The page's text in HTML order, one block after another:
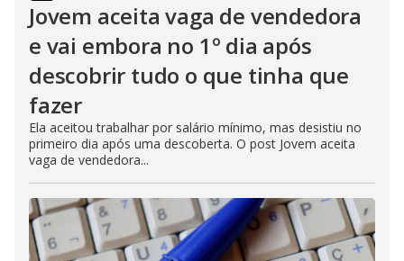
Jovem aceita vaga de vendedora
e vai embora no 1º dia após
descobrir tudo o que tinha que
fazer
Ela aceitou trabalhar por salário mínimo, mas desistiu no
primeiro dia após uma descoberta. O post Jovem aceita
vaga de vendedora...